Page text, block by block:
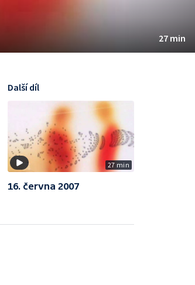
27 min
27 min
Další díl
16. června 2007